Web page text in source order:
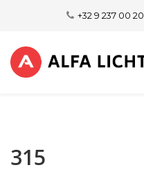
+32 9 237 00 20
315